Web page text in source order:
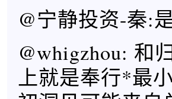
@宁静投资-秦:
@whigzhou: 和
上就是奉行*最